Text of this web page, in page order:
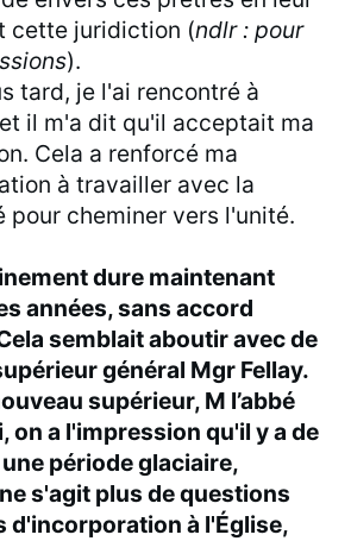
cette juridiction (ndlr : pour
).
tard, je l'ai rencontré à
il m'a dit qu'il acceptait ma
Cela a renforcé ma
à travailler avec la
pour cheminer vers l'unité.
dure maintenant
années, sans accord
semblait aboutir avec de
général Mgr Fellay.
supérieur, M l’abbé
on a l'impression qu'il y a de
période glaciaire,
s'agit plus de questions
d'incorporation à l'Église,